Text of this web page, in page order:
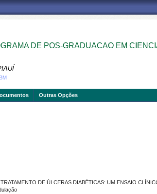
DE POS-GRADUACAO EM
Outras Opções
DE ÚLCERAS DIABÉTICAS: UM ENSAIO